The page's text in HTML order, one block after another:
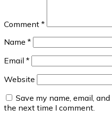
Comment *
Name *
Email *
Website
Save my name, email,
the next time I comment.